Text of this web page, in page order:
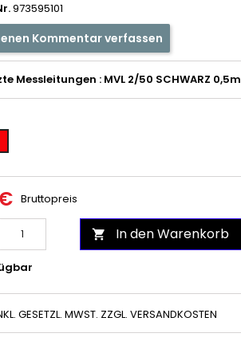
973595101
Kommentar verfassen
Messleitungen : MVL 2/50 SCHWARZ 0,5m
Bruttopreis
 In den Warenkorb
GESETZL. MWST. ZZGL. VERSANDKOSTEN